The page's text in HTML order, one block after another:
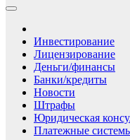
Инвестирование
Лицензирование
Деньги/финансы
Банки/кредиты
Новости
Штрафы
Юридическая
Платежные